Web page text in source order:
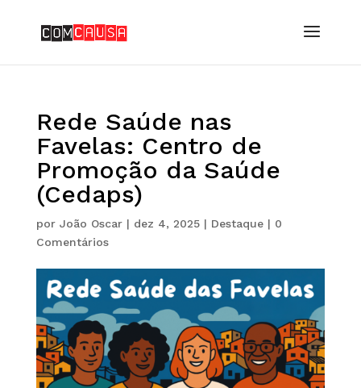
Rede Saúde nas
Favelas: Centro de
Promoção da Saúde
(Cedaps)
por João Oscar| dez 4, 2025| Destaque| 0
Comentários